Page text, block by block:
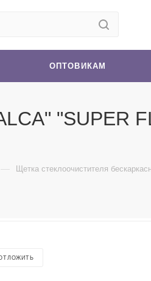
ОПТОВИКАМ
"SUPER
— Щетка стеклоочистителя